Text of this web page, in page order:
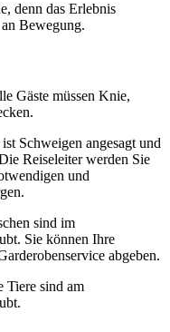
denn das Erlebnis
Bewegung.
Gäste müssen Knie,
Schweigen angesagt und
Reiseleiter werden Sie
und
sind im
Sie können Ihre
abgeben.
Tiere sind am